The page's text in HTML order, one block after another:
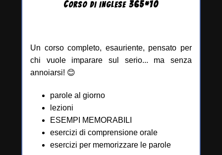
CORSO DI INGLESE 365*10
Un corso completo, esauriente, pensato per
chi vuole imparare sul serio... ma senza
annoiarsi! 😊
parole al giorno
lezioni
ESEMPI MEMORABILI
esercizi di comprensione orale
esercizi per memorizzare le parole